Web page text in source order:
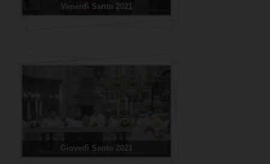
Venerdì Santo 2021
Giovedì Santo 2021